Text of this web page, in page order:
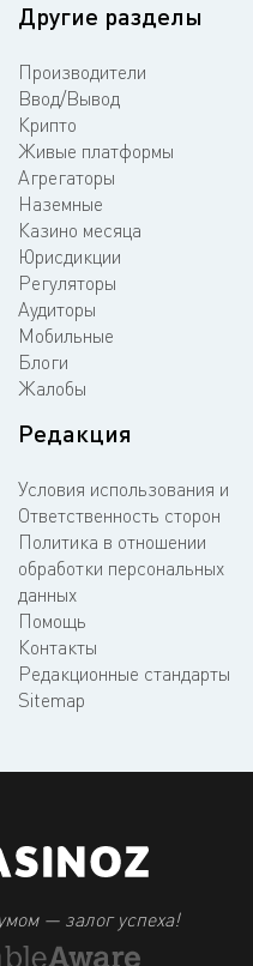
Другие разделы
Производители
Ввод/Вывод
Крипто
Живые платформы
Агрегаторы
Наземные
Казино месяца
Юрисдикции
Регуляторы
Аудиторы
Мобильные
Блоги
Жалобы
Редакция
Условия использования и
Ответственность сторон
Политика в отношении
обработки персональных
данных
Помощь
Контакты
Редакционные стандарты
Sitemap
— залог успеха!